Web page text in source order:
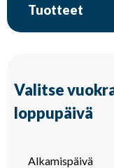
Tuotteet
Valitse
loppupäivä
Alkamispäivä